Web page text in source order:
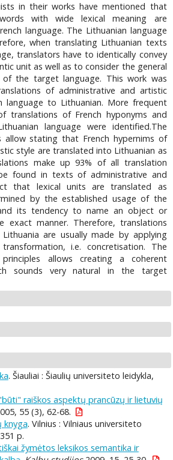
in their works have mentioned that
with wide lexical meaning are
language. The Lithuanian language
when translating Lithuanian texts
translators have to identically convey
unit as well as to consider the general
of the target language. This work was
of administrative and artistic
to Lithuanian. More frequent
translations of French hyponyms and
language were identified.The
allow stating that French hypernims of
style are translated into Lithuanian as
make up 93% of all translation
found in texts of administrative and
that lexical units are translated as
by the established usage of the
its tendency to name an object or
exact manner. Therefore, translations
are usually made by applying
i.e. concretisation. The
allows creating a coherent
sounds very natural in the target
. Šiauliai : Šiaulių universiteto leidykla,
raiškos aspektų prancūzų ir lietuvių
55 (3), 62-68.
knyga. Vilnius : Vilniaus universiteto
p.
žymėtos leksikos semantika ir